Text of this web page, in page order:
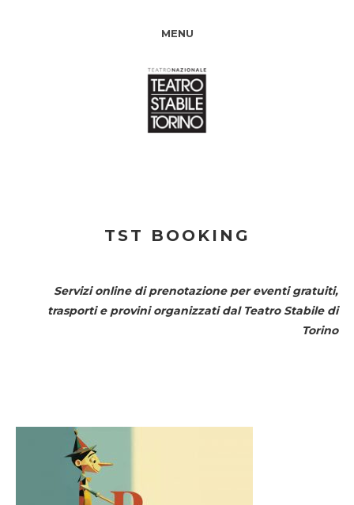
MENU
TST BOOKING
Servizi online di prenotazione per eventi gratuiti,
trasporti e provini organizzati dal Teatro Stabile di
Torino